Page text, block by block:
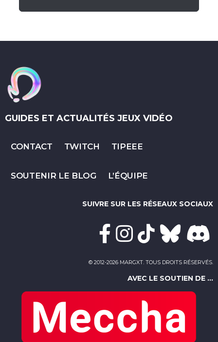
GUIDES ET ACTUALITÉS JEUX VIDÉO
CONTACT TWITCH TIPEEE
SOUTENIR LE BLOG L’ÉQUIPE
SUIVRE SUR LES RÉSEAUX SOCIAUX
© 2012-2026 MARGXT. TOUS DROITS RÉSERVÉS.
AVEC LE SOUTIEN DE ...